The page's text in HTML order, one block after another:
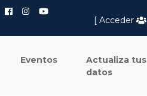
[ Acceder
Eventos
Actualiza tus
datos